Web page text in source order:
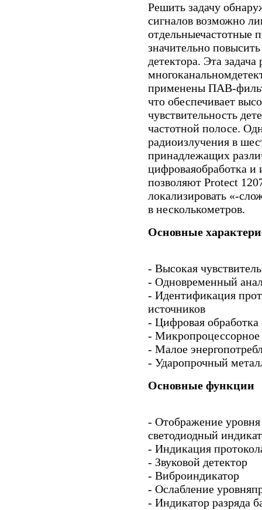
Решить задачу
сигналов возможно
отдельныечастотные
значительно
детектора. Эта
применены ПАВ-
что обеспечивает
чувствительность
частотной полосе.
радиоизлучения в
принадлежащих
цифроваяобработка и
позволяют Protect
локализировать «-
в несколькометров.
Основные
- Высокая
- Одновременный
- Идентификация
источников
- Цифровая обработка
- Микропроцессорное
- Малое
- Ударопрочный
Основные функции
- Отображение
светодиодный
- Индикация
- Звуковой детектор
- Виброиндикатор
- Ослабление
- Индикатор разряда